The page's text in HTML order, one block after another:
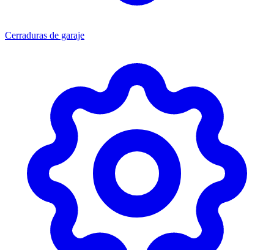
Cerraduras de garaje